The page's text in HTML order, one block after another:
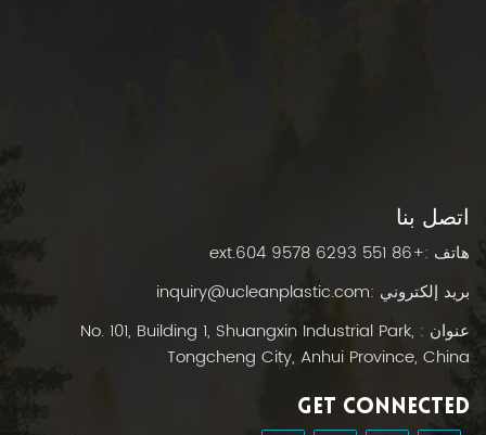
اتصل بنا
هاتف :+86 551 6293 9578 ext.604
بريد إلكتروني :inquiry@ucleanplastic.com
عنوان : No. 101, Building 1, Shuangxin Industrial Park,
Tongcheng City, Anhui Province, China
GET CONNECTED